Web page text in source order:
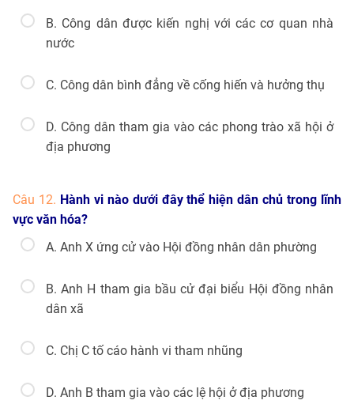
B. Công dân được kiến nghị với các cơ quan nhà
nước
C. Công dân bình đẳng về cống hiến và hưởng thụ
D. Công dân tham gia vào các phong trào xã hội ở
địa phương
Câu 12. Hành vi nào dưới đây thể hiện dân chủ trong lĩnh
vực văn hóa?
A. Anh X ứng cử vào Hội đồng nhân dân phường
B. Anh H tham gia bầu cử đại biểu Hội đồng nhân
dân xã
C. Chị C tố cáo hành vi tham nhũng
D. Anh B tham gia vào các lệ hội ở địa phương